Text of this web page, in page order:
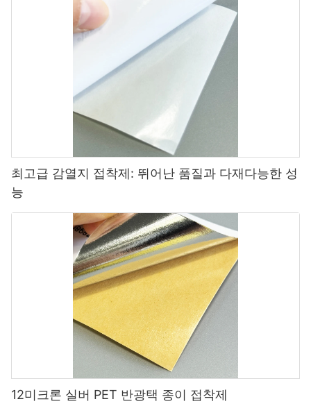
최고급 감열지 접착제: 뛰어난 품질과 다재다능한 성
능
12미크론 실버 PET 반광택 종이 접착제